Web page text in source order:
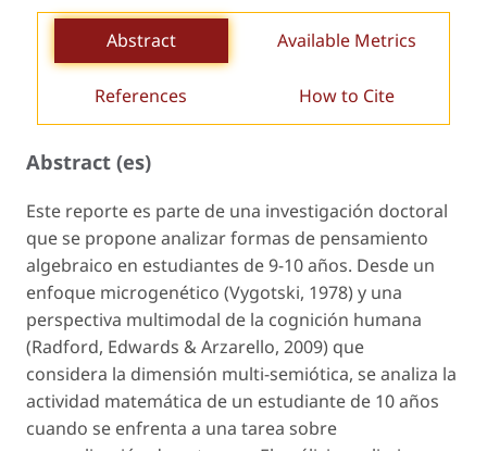
Abstract Available Metrics
References How to Cite
Abstract (es)
Este reporte es parte de una investigación doctoral
que se propone analizar formas de pensamiento
algebraico en estudiantes de 9-10 años. Desde un
enfoque microgenético (Vygotski, 1978) y una
perspectiva multimodal de la cognición humana
(Radford, Edwards & Arzarello, 2009) que
considera la dimensión multi-semiótica, se analiza la
actividad matemática de un estudiante de 10 años
cuando se enfrenta a una tarea sobre